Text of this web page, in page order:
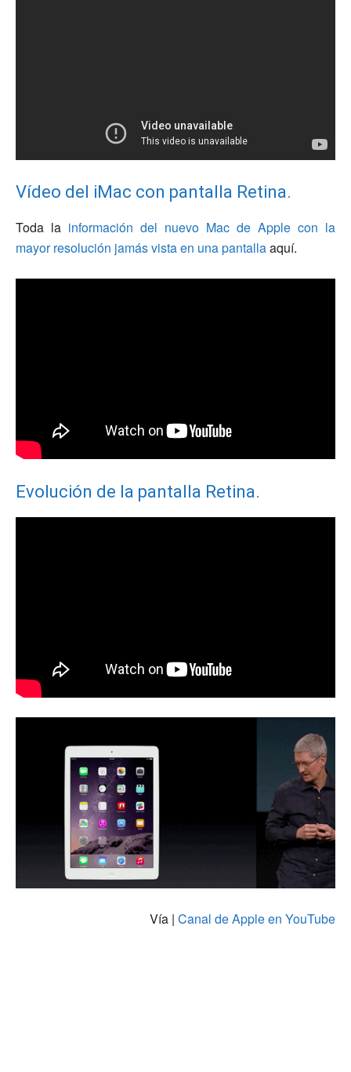
Vídeo del iMac con pantalla Retina.
Toda la información del nuevo Mac de Apple con la
mayor resolución jamás vista en una pantallaaquí.
Evolución de la pantalla Retina.
Vía | Canal de Apple en YouTube